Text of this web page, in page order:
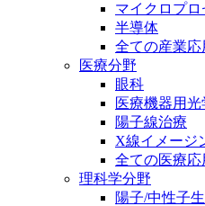
マイクロプ
半導体
全ての産業応
医療分野
眼科
医療機器用
陽子線治療
X線イメージ
全ての医療応
理科学分野
陽子/中性子